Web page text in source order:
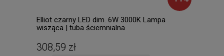
Elliot czarny LED dim. 6W 3000K Lampa
wisząca | tuba ściemnialna
308,59 zł